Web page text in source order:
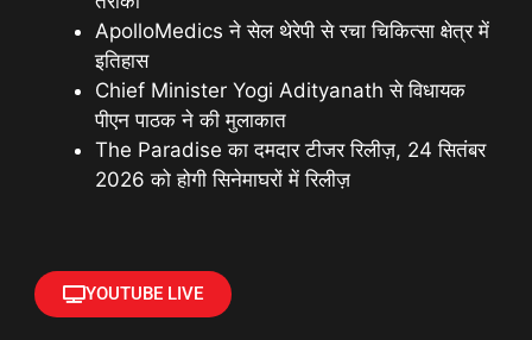
ApolloMedics ने सेल थेरेपी से रचा चिकित्सा क्षेत्र में
इतिहास
Chief Minister Yogi Adityanath से विधायक
पीएन पाठक ने की मुलाकात
The Paradise का दमदार टीजर रिलीज़, 24 सितंबर
2026 को होगी सिनेमाघरों में रिलीज़
YOUTUBE LIVE